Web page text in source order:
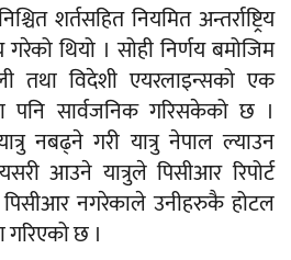
शर्तसहित नियमित अन्तर्राष्ट्रिय
गरेको थियो । सोही निर्णय बमोजिम
तथा विदेशी एयरलाइन्सको एक
पनि सार्वजनिक गरिसकेको छ ।
नबढ्ने गरी यात्रु नेपाल ल्याउन
आउने यात्रुले पिसीआर रिपोर्ट
पिसीआर नगरेकाले उनीहरुकै होटल
गरिएको छ ।